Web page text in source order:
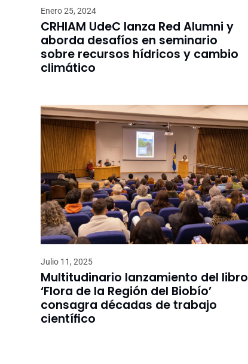
Enero 25, 2024
CRHIAM UdeC lanza Red Alumni y
aborda desafíos en seminario
sobre recursos hídricos y cambio
climático
Julio 11, 2025
Multitudinario lanzamiento del libro
‘Flora de la Región del Biobío’
consagra décadas de trabajo
científico